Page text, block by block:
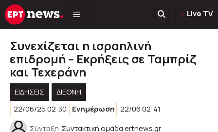
Μετάβαση
σε
Live TV
Συνεχίζεται η ισραηλινή
επιδρομή – Εκρήξεις σε Ταμπρίζ
και Τεχεράνη
ΕΙΔΗΣΕΙΣ
ΔΙΕΘΝΗ
22/06/25 02:30
Ενημέρωση 22/06 02:41
Σύνταξη Συντακτική ομάδα ertnews.gr